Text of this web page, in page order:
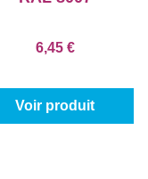
6,45 €
Voir produit